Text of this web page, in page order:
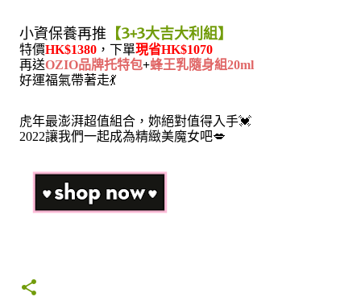
小資保養再推 【3+3大吉大利組】
特價HK$1380 ， 下單現省HK$1070
再送OZIO品牌托特包+蜂王乳隨身組20ml
好運福氣帶著走💃
虎年最澎湃超值組合，妳絕對值得入手💓
2022讓我們一起成為精緻美魔女吧💋